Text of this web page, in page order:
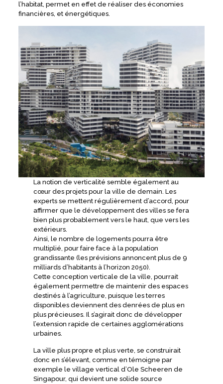
l’habitat, permet en effet de réaliser des économies
financières, et énergétiques.
La notion de verticalité semble également au
cœur des projets pour la ville de demain. Les
experts se mettent régulièrement d’accord, pour
affirmer que le développement des villes se fera
bien plus probablement vers le haut, que vers les
extérieurs.
Ainsi, le nombre de logements pourra être
multiplié, pour faire face à la population
grandissante (les prévisions annoncent plus de 9
milliards d’habitants à l’horizon 2050).
Cette conception verticale de la ville, pourrait
également permettre de maintenir des espaces
destinés à l’agriculture, puisque les terres
disponibles deviennent des denrées de plus en
plus précieuses. Il s’agirait donc de développer
l’extension rapide de certaines agglomérations
urbaines.
La ville plus propre et plus verte, se construirait
donc en s’élevant, comme en témoigne par
exemple le village vertical d’Ole Scheeren de
Singapour, qui devient une solide source